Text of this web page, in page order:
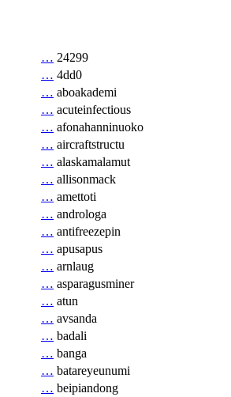
… 24299
… 4dd0
… aboakademi
… acuteinfectious
… afonahanninuoko
… aircraftstructu
… alaskamalamut
… allisonmack
… amettoti
… androloga
… antifreezepin
… apusapus
… arnlaug
… asparagusminer
… atun
… avsanda
… badali
… banga
… batareyeunumi
… beipiandong